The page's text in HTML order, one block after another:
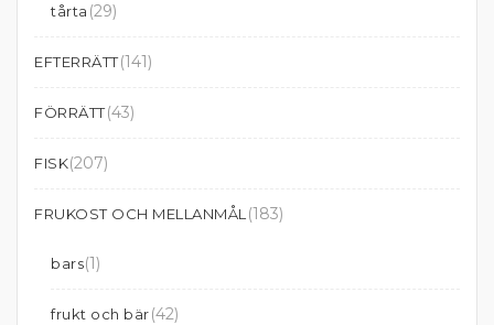
tårta (29)
EFTERRÄTT(141)
FÖRRÄTT(43)
FISK(207)
FRUKOST OCH MELLANMÅL (183)
bars(1)
frukt och bär(42)